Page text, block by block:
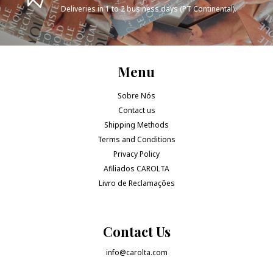
Deliveries in 1 to 2 business days (PT Continental).
Menu
Sobre Nós
Contact us
Shipping Methods
Terms and Conditions
Privacy Policy
Afiliados CAROLTA
Livro de Reclamações
Contact Us
info@carolta.com